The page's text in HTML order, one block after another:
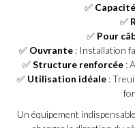
✅
✅
✅ Pour
✅ Ouvrante : Installation
✅Structure renforcée:
✅ Utilisation idéale:
Un équipement